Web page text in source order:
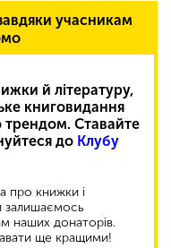
учасникам
й літературу,
книговидання
трендом. Ставайте
до Клубу
про книжки і
залишаємось
наших донаторів.
ще кращими!